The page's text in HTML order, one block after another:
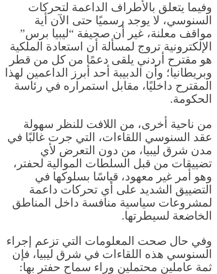
وفيما يتعلق بالأطراف الداعمة لتحركات
السنوسي، لا يوجد رسميًا حتى الآن أية
مواقف معلنة، غير أن صحيفة “ليبيا برس”
الإلكترونية تروج لمسألة أن استعادة الملكية
هو مقترح أردني يلقى دعمًا من كل من قطر
وبريطانيا؛ وأن الدبيبة أحد أبرز الداعمين لهذا
المقترح داخليًا، مقابل استمراره في رئاسة
الحكومة.
من ناحية أخرى، من اللافت للنظر سهولة
عقد السنوسي اللقاءات، التي جرت غالبًا في
مدن شرق ليبيا، من دون التعرض لأي
تضييقات من قبل السلطات الموالية لحفتر،
وهو أمر غير معهود، قياسًا بسلوكها في
التضييق الشديد على أي تحركات داعمة
لمشروعات سياسية منافسة داخل المناطق
الخاضعة لسيطرتها.
وفي حال صحت المعلومات التي تزعم إجراء
السنوسي هذه اللقاءات في شرق ليبيا، فإن
ثمة عاملين محتملين وراء سماح حفتر بها: